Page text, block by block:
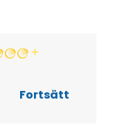
Fortsätt